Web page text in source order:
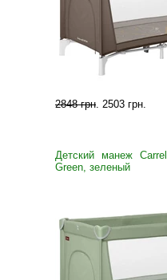
2848 грн. 2503 грн.
Детский манеж
Green, зеленый